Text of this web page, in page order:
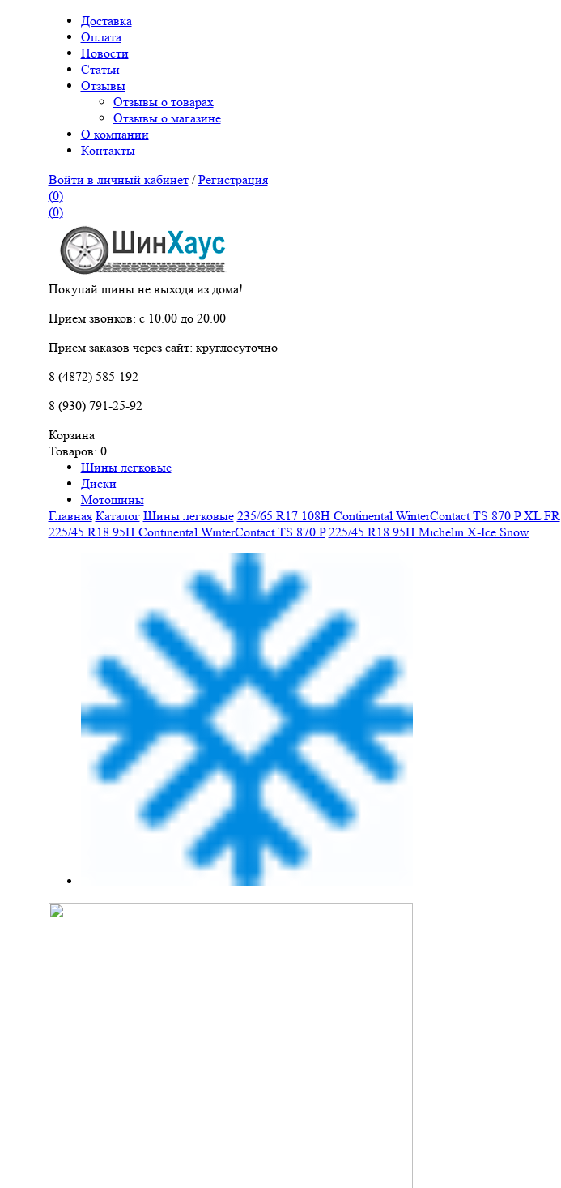
Доставка
Оплата
Новости
Статьи
Отзывы
Отзывы о товарах
Отзывы о магазине
О компании
Контакты
Войти в личный кабинет/Регистрация
(0)
(0)
Покупай шины не выходя из дома!
Прием звонков: с 10.00 до 20.00
Прием заказов через сайт: круглосуточно
8 (4872) 585-192
8 (930) 791-25-92
Корзина
Товаров: 0
Шины легковые
Диски
Мотошины
Главная Каталог Шины легковые 235/65 R17 108H Continental WinterContact TS 870 P XL FR
225/45 R18 95H Continental WinterContact TS 870 P 225/45 R18 95H Michelin X-Ice Snow